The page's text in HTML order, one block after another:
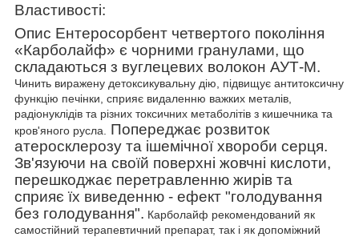
Властивості:
Опис Ентеросорбент четвертого покоління
«Карболайф» є чорними гранулами, що
складаються з вуглецевих волокон АУТ-М.
Чинить виражену детоксикувальну дію, підвищує антитоксичну
функцію печінки, сприяє видаленню важких металів,
радіонуклідів та різних токсичних метаболітів з кишечника та
кров'яного русла.
Попереджає розвиток
атеросклерозу та ішемічної хвороби серця.
Зв'язуючи на своїй поверхні жовчні кислоти,
перешкоджає перетравленню жирів та
сприяє їх виведенню - ефект "голодування
без голодування". Карболайф рекомендований як
самостійний терапевтичний препарат, так і як допоміжний